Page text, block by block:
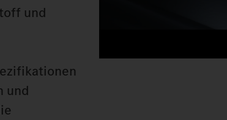
und
und